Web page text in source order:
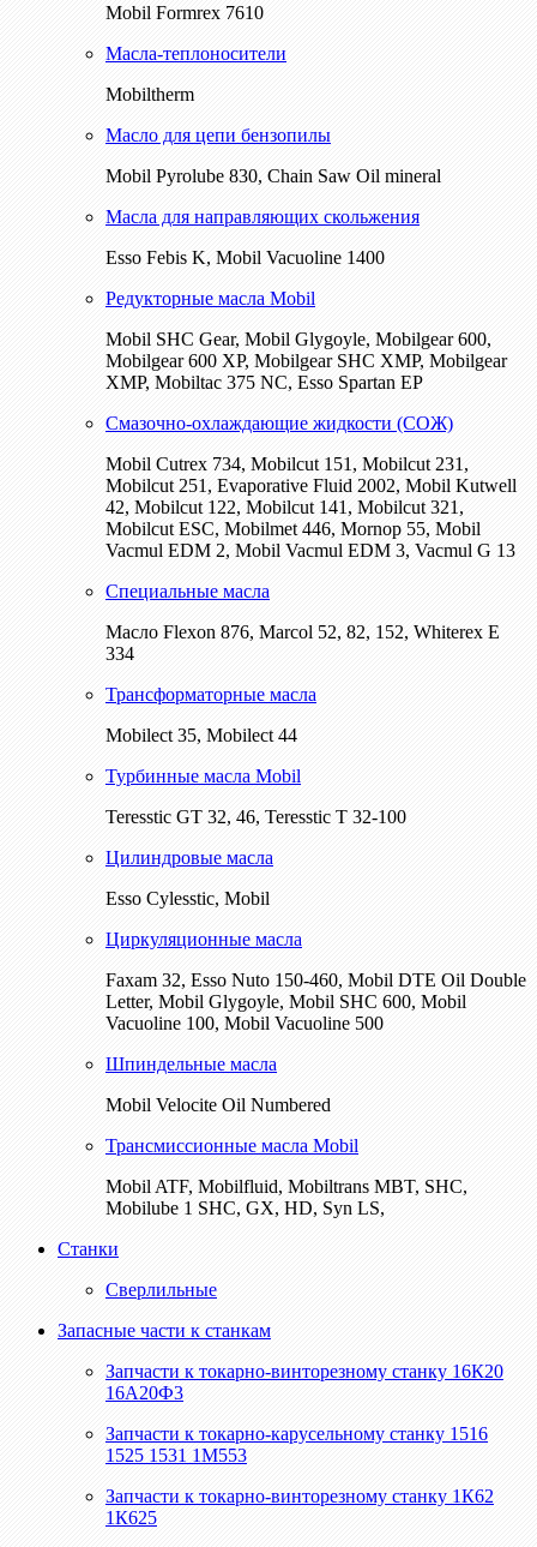
Mobil Formrex 7610
Масла-теплоносители
Mobiltherm
Масло для цепи бензопилы
Mobil Pyrolube 830, Chain Saw Oil mineral
Масла для направляющих скольжения
Esso Febis K, Mobil Vacuoline 1400
Редукторные масла Mobil
Mobil SHC Gear, Mobil Glygoyle, Mobilgear 600,
Mobilgear 600 XP, Mobilgear SHC XMP, Mobilgear
XМP, Mobiltac 375 NC, Esso Spartan EP
Смазочно-охлаждающие жидкости (СОЖ)
Mobil Cutrex 734, Mobilcut 151, Mobilcut 231,
Mobilcut 251, Evaporative Fluid 2002, Mobil Kutwell
42, Mobilcut 122, Mobilcut 141, Mobilcut 321,
Mobilcut ESC, Mobilmet 446, Mornop 55, Mobil
Vacmul EDM 2, Mobil Vacmul EDM 3, Vacmul G 13
Специальные масла
Масло Flexon 876, Marcol 52, 82, 152, Whiterex E
334
Трансформаторные масла
Mobilect 35, Mobilect 44
Турбинные масла Mobil
Teresstic GT 32, 46, Teresstic T 32-100
Цилиндровые масла
Esso Cylesstic, Mobil
Циркуляционные масла
Faxam 32, Esso Nuto 150-460, Mobil DTE Oil Double
Letter, Mobil Glygoyle, Mobil SHC 600, Mobil
Vacuoline 100, Mobil Vacuoline 500
Шпиндельные масла
Mobil Velocite Oil Numbered
Трансмиссионные масла Mobil
Mobil ATF, Mobilfluid, Mobiltrans MBT, SHC,
Mobilube 1 SHC, GX, HD, Syn LS,
Станки
Сверлильные
Запасные части к станкам
Запчасти к токарно-винторезному станку 16К20
16А20Ф3
Запчасти к токарно-карусельному станку 1516
1525 1531 1М553
Запчасти к токарно-винторезному станку 1К62
1К625